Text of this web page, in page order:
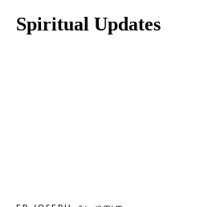
Spiritual Updates